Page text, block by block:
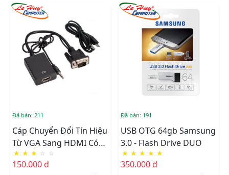
Đã bán: 211
Cáp Chuyển Đổi Tín Hiệu
Từ VGA Sang HDMI Có
Âm Thanh + Cáp Micro
USB Cấp Nguồn
★ ★ ★ ☆ ☆
150.000 đ
Đã bán: 191
USB OTG 64gb Samsung
3.0 - Flash Drive DUO
★ ★ ★ ★ ★
350.000 đ